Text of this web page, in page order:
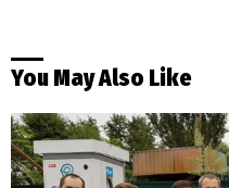
You May Also Like